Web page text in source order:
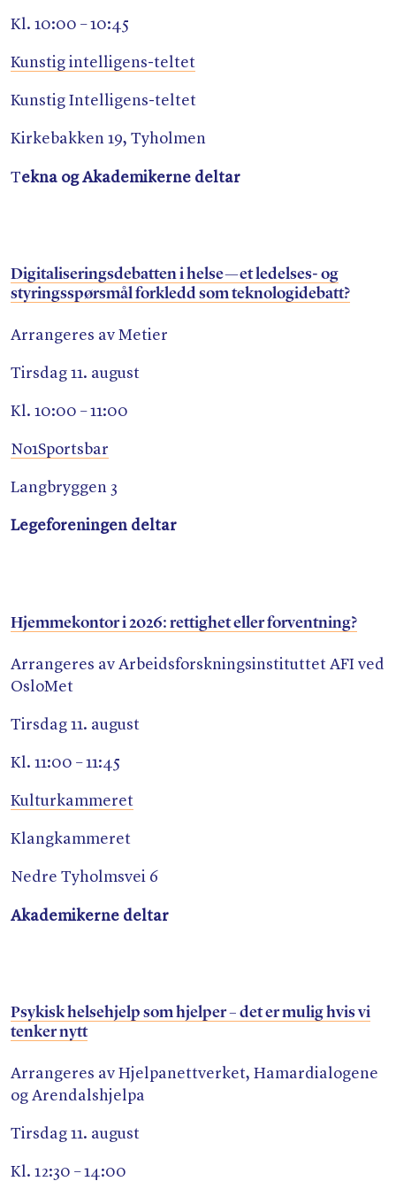
Kl. 10:00 – 10:45
Kunstig intelligens-teltet
Kunstig Intelligens-teltet
Kirkebakken 19, Tyholmen
Tekna og Akademikerne deltar
Digitaliseringsdebatten i helse — et ledelses- og
styringsspørsmål forkledd som teknologidebatt?
Arrangeres av Metier
Tirsdag 11. august
Kl. 10:00 – 11:00
No1Sportsbar
Langbryggen 3
Legeforeningen deltar
Hjemmekontor i 2026: rettighet eller forventning?
Arrangeres av Arbeidsforskningsinstituttet AFI ved
OsloMet
Tirsdag 11. august
Kl. 11:00 – 11:45
Kulturkammeret
Klangkammeret
Nedre Tyholmsvei 6
Akademikerne deltar
Psykisk helsehjelp som hjelper – det er mulig hvis vi
tenker nytt
Arrangeres av Hjelpanettverket, Hamardialogene
og Arendalshjelpa
Tirsdag 11. august
Kl. 12:30 – 14:00